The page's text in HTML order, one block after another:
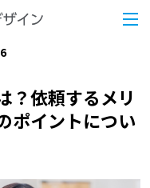
？依頼するメリ
ポイントについ